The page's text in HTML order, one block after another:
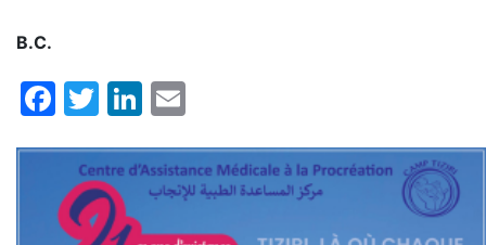
B.C.
Facebook
TwitterLinkedIn